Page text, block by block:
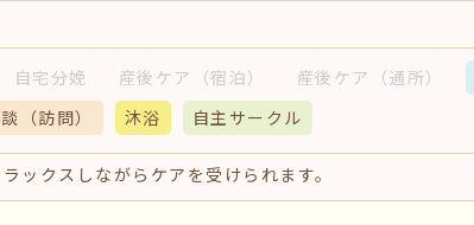
自宅分娩 産後ケア （宿泊） 産後ケア
（通所）
（訪問） 沐浴 自主サークル
ックスしながらケアを受けられます。